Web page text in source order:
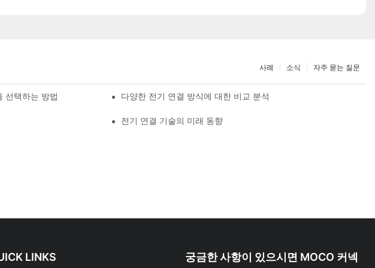
자주 묻는 질문
소식
사례
선택하는 방법 다양한 전기 연결 방식에 대한 비교 분석
전기 연결 기술의 미래 동향
LINKS
궁금한 사항이 있으시면 MOCO 커넥